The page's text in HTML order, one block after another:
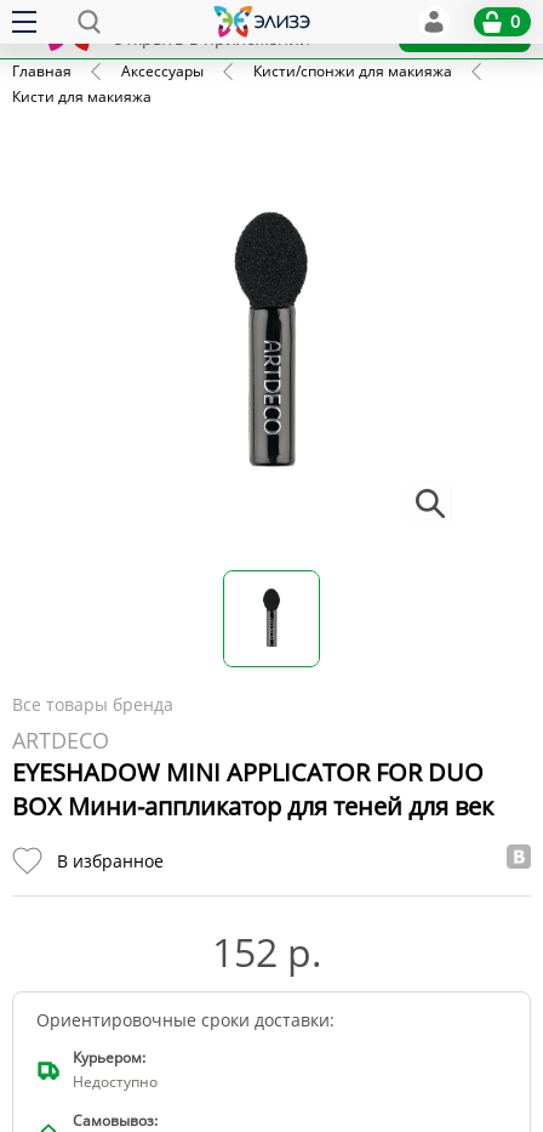
x
Открыть в приложении
Установить
0
Главная Аксессуары
Кисти/спонжи для макияжа
Кисти для макияжа
Все товары бренда
ARTDECO
EYESHADOW MINI APPLICATOR FOR DUO
BOX Мини-аппликатор для теней для век
В избранное
152 р.
Ориентировочные сроки доставки:
Курьером:
Недоступно
Самовывоз: